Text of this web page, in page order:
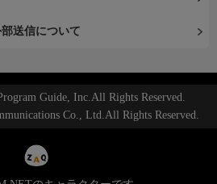
送信について
Guide, Inc.All Rights Reserved.
Co., Ltd.All Rights Reserved.